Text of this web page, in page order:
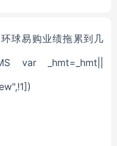
球易购业绩拖累到几
_hmt=_hmt||